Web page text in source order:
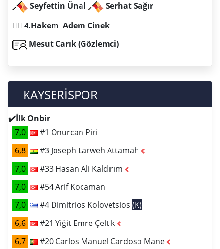
Seyfettin Ünal
Serhat Sağır
️👨‍⚖️‍‍ 4.Hakem Adem Cinek
Mesut Carık (Gözlemci)
KAYSERİSPOR
✔️İlk Onbir
7,0
#1 Onurcan Piri
6,8
#3 Joseph Larweh Attamah
7,0
#33 Hasan Ali Kaldırım
7,0
#54 Arif Kocaman
7,0
#4 Dimitrios Kolovetsios (K)
6,6
#21 Yiğit Emre Çeltik
6,7
#20 Carlos Manuel Cardoso Mane